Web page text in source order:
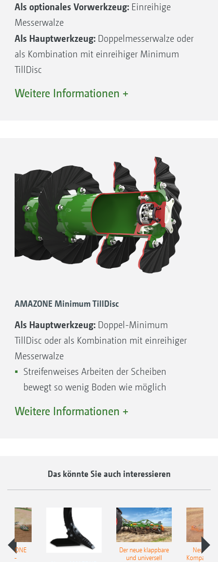
Als optionales Vorwerkzeug: Einreihige
Messerwalze
Als Hauptwerkzeug: Doppelmesserwalze oder
als Kombination mit einreihiger Minimum
TillDisc
Unempfindlich gegen Steine und
Pendelrollenlager, Getriebeölbefüllung und
metallische Gleitringdichtung
Langlebige Messer aus vergütetem Borstahl
Halbierung der Verschleißkosten durch
Wendemesser
Ermöglicht eine flächigere Bearbeitung mit
intensiver Schneidwirkung und das
Erzeugen von mehr Feinerde
Weitere Informationen +
AMAZONE Minimum TillDisc
Als Hauptwerkzeug: Doppel-Minimum
TillDisc oder als Kombination mit einreihiger
Messerwalze
Streifenweises Arbeiten der Scheiben
bewegt so wenig Boden wie möglich
klebrigen Bedingungen
Tieferes Einschneiden des Boden verbessert
Intensive Schneidwirkung in Lagergetreide
Ideal für reine Direktsaatbetriebe geeignet,
die Organik mit minimaler Erdbewegung
Weitere Informationen +
Das könnte Sie auch interessieren
Der neue klappbare
und universell
Neue